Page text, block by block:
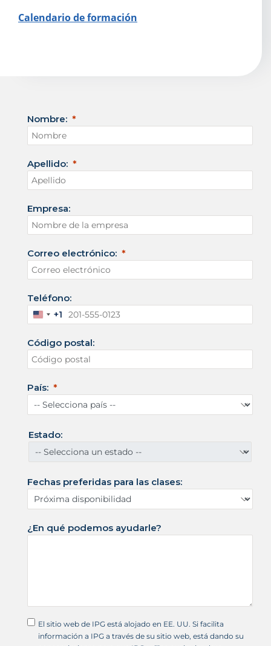
Calendario de formación
Nombre:
Apellido:
Empresa:
Correo electrónico:
Teléfono:
E
t
a
d
s
U
i
o
+
1
+1
Código postal:
País:
Estado:
Fechas preferidas para las clases:
¿En qué podemos ayudarle?
El sitio web de IPG está alojado en EE. UU. Si facilita
información a IPG a través de su sitio web, está dando su